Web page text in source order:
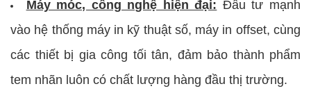
Máy móc, công nghệ hiện đại: Đầu tư mạnh
vào hệ thống máy in kỹ thuật số, máy in offset, cùng
các thiết bị gia công tối tân, đảm bảo thành phẩm
tem nhãn luôn có chất lượng hàng đầu thị trường.